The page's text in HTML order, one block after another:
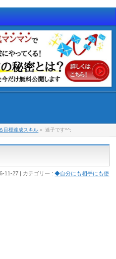
目標達成スキル » 迷子です^^;
11-27 カテゴリー :◆自分にも相手にも使